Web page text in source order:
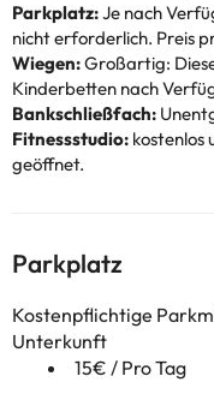
Parkplatz:Je nach
nicht erforderlich. Preis
Wiegen:Großartig:
Kinderbetten nach
Bankschließfach:
Fitnessstudio: kostenlos
geöffnet.
Parkplatz
Kostenpflichtige
Unterkunft
15€ / Pro Tag